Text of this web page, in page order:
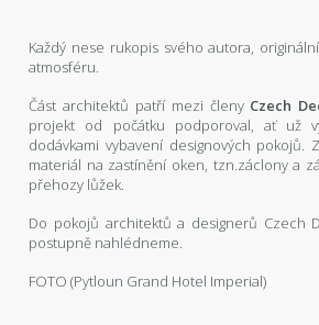
Každý nese rukopis svého autora,
atmosféru.
Část architektů patří mezi členy Czech
projekt od počátku podporoval, ať už
dodávkami vybavení designových pokojů.
materiál na zastínění oken, tzn.záclony a
přehozy lůžek.
Do pokojů architektů a designerů Czech
postupně nahlédneme.
FOTO (Pytloun Grand Hotel Imperial)